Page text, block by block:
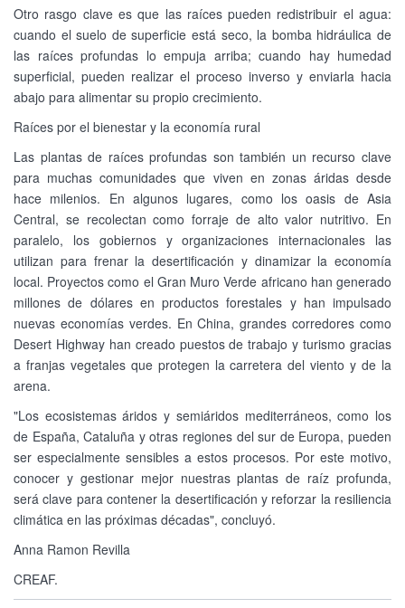
Otro rasgo clave es que las raíces pueden redistribuir el agua:
cuando el suelo de superficie está seco, la bomba hidráulica de
las raíces profundas lo empuja arriba; cuando hay humedad
superficial, pueden realizar el proceso inverso y enviarla hacia
abajo para alimentar su propio crecimiento.
Raíces por el bienestar y la economía rural
Las plantas de raíces profundas son también un recurso clave
para muchas comunidades que viven en zonas áridas desde
hace milenios. En algunos lugares, como los oasis de Asia
Central, se recolectan como forraje de alto valor nutritivo. En
paralelo, los gobiernos y organizaciones internacionales las
utilizan para frenar la desertificación y dinamizar la economía
local. Proyectos como el Gran Muro Verde africano han generado
millones de dólares en productos forestales y han impulsado
nuevas economías verdes. En China, grandes corredores como
Desert Highway han creado puestos de trabajo y turismo gracias
a franjas vegetales que protegen la carretera del viento y de la
arena.
"Los ecosistemas áridos y semiáridos mediterráneos, como los
de España, Cataluña y otras regiones del sur de Europa, pueden
ser especialmente sensibles a estos procesos. Por este motivo,
conocer y gestionar mejor nuestras plantas de raíz profunda,
será clave para contener la desertificación y reforzar la resiliencia
climática en las próximas décadas", concluyó.
Anna Ramon Revilla
CREAF.